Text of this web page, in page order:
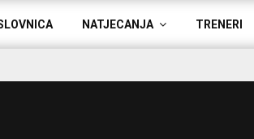
NATJECANJA TRENERI